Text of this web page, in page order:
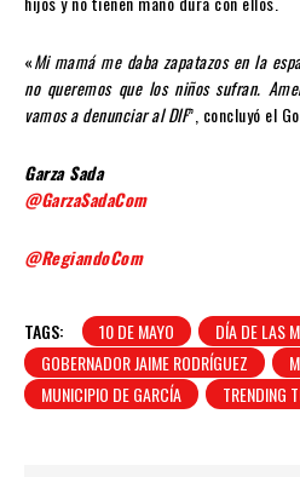
«Mi mamá me daba zapatazos en la
no queremos que los niños sufran.
vamos a denunciar al DIF”, concluyó el
Garza Sada
@GarzaSadaCom
@RegiandoCom
TAGS: 10 DE MAYO
DÍA DE LAS
GOBERNADOR JAIME RODRÍGUEZ
MUNICIPIO DE GARCÍA
TRENDING